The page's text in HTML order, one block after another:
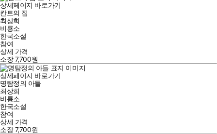
상세페이지 바로가기
칸트의 집
최상희
비룡소
한국소설
참여
상세 가격
소장7,700원
상세페이지 바로가기
명탐정의 아들
최상희
비룡소
한국소설
참여
상세 가격
소장7,700원